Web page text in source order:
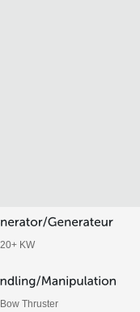
20+ KW
Bow Thruster